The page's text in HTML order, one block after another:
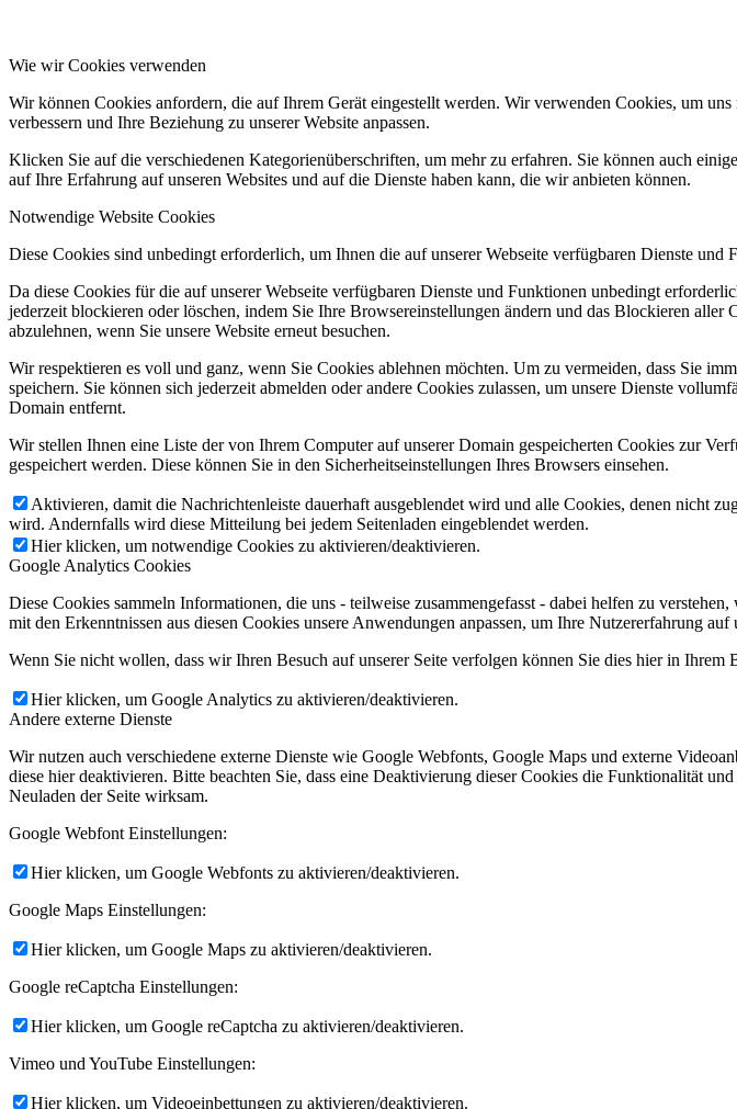
Wie wir Cookies verwenden
Wir können Cookies anfordern, die auf Ihrem Gerät eingestellt werden. Wir verwenden Cookies, um
verbessern und Ihre Beziehung zu unserer Website anpassen.
Klicken Sie auf die verschiedenen Kategorienüberschriften, um mehr zu erfahren. Sie können auch
auf Ihre Erfahrung auf unseren Websites und auf die Dienste haben kann, die wir anbieten können.
Notwendige Website Cookies
Diese Cookies sind unbedingt erforderlich, um Ihnen die auf unserer Webseite verfügbaren Dienste und
Da diese Cookies für die auf unserer Webseite verfügbaren Dienste und Funktionen unbedingt
jederzeit blockieren oder löschen, indem Sie Ihre Browsereinstellungen ändern und das Blockieren
abzulehnen, wenn Sie unsere Website erneut besuchen.
Wir respektieren es voll und ganz, wenn Sie Cookies ablehnen möchten. Um zu vermeiden, dass Sie
speichern. Sie können sich jederzeit abmelden oder andere Cookies zulassen, um unsere Dienste
Domain entfernt.
Wir stellen Ihnen eine Liste der von Ihrem Computer auf unserer Domain gespeicherten Cookies zur
gespeichert werden. Diese können Sie in den Sicherheitseinstellungen Ihres Browsers einsehen.
Aktivieren, damit die Nachrichtenleiste dauerhaft ausgeblendet wird und alle Cookies, denen nicht
wird. Andernfalls wird diese Mitteilung bei jedem Seitenladen eingeblendet werden.
Hier klicken, um notwendige Cookies zu aktivieren/deaktivieren.
Google Analytics Cookies
Diese Cookies sammeln Informationen, die uns - teilweise zusammengefasst - dabei helfen zu
mit den Erkenntnissen aus diesen Cookies unsere Anwendungen anpassen, um Ihre Nutzererfahrung auf
Wenn Sie nicht wollen, dass wir Ihren Besuch auf unserer Seite verfolgen können Sie dies hier in Ihrem
Hier klicken, um Google Analytics zu aktivieren/deaktivieren.
Andere externe Dienste
Wir nutzen auch verschiedene externe Dienste wie Google Webfonts, Google Maps und externe
diese hier deaktivieren. Bitte beachten Sie, dass eine Deaktivierung dieser Cookies die Funktionalität
Neuladen der Seite wirksam.
Google Webfont Einstellungen:
Hier klicken, um Google Webfonts zu aktivieren/deaktivieren.
Google Maps Einstellungen:
Hier klicken, um Google Maps zu aktivieren/deaktivieren.
Google reCaptcha Einstellungen:
Hier klicken, um Google reCaptcha zu aktivieren/deaktivieren.
Vimeo und YouTube Einstellungen:
Hier klicken, um Videoeinbettungen zu aktivieren/deaktivieren.